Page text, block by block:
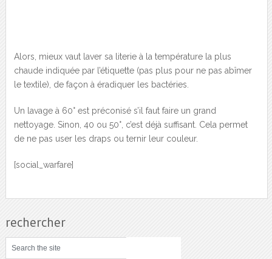
Alors, mieux vaut laver sa literie à la température la plus
chaude indiquée par l’étiquette (pas plus pour ne pas abîmer
le textile), de façon à éradiquer les bactéries.
Un lavage à 60° est préconisé s’il faut faire un grand
nettoyage. Sinon, 40 ou 50°, c’est déjà suffisant. Cela permet
de ne pas user les draps ou ternir leur couleur.
[social_warfare]
rechercher